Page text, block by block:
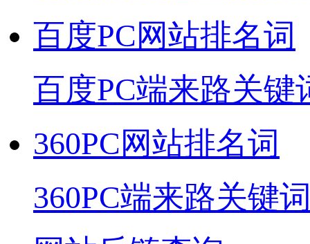
百度PC网站排名词
百度PC端来路关键
360PC网站排名词
360PC端来路关键